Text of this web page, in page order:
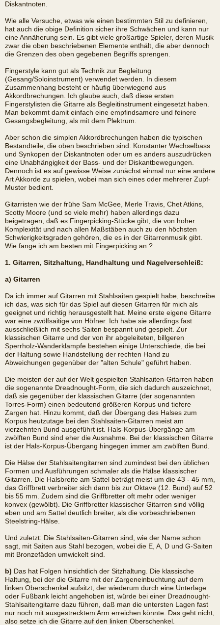
Diskantnoten.
Wie alle Versuche, etwas wie einen bestimmten Stil zu definieren,
hat auch die obige Definition sicher ihre Schwächen und kann nur
eine Annäherung sein. Es gibt viele großartige Spieler, deren Musik
zwar die oben beschriebenen Elemente enthält, die aber dennoch
die Grenzen des oben gegebenen Begriffs sprengen.
Fingerstyle kann gut als Technik zur Begleitung
(Gesang/Soloinstrument) verwendet werden. In diesem
Zusammenhang besteht er häufig überwiegend aus
Akkordbrechungen. Ich glaube auch, daß diese ersten
Fingerstylisten die Gitarre als Begleitinstrument eingesetzt haben.
Man bekommt damit einfach eine empfindsamere und feinere
Gesangsbegleitung, als mit dem Plektrum.
Aber schon die simplen Akkordbrechungen haben die typischen
Bestandteile, die oben beschrieben sind: Konstanter Wechselbass
und Synkopen der Diskantnoten oder um es anders auszudrücken
eine Unabhängigkeit der Bass- und der Diskantbewegungen.
Dennoch ist es auf gewisse Weise zunächst einmal nur eine andere
Art Akkorde zu spielen, wobei man sich eines oder mehrerer Zupf-
Muster bedient.
Gitarristen wie der frühe Sam McGee, Merle Travis, Chet Atkins,
Scotty Moore (und so viele mehr) haben allerdings dazu
beigetragen, daß es Fingerpicking-Stücke gibt, die von hoher
Komplexität und nach allen Maßstäben auch zu den höchsten
Schwierigkeitsgraden gehören, die es in der Gitarrenmusik gibt.
Wie fange ich am besten mit Fingerpicking an ?
1. Gitarren, Sitzhaltung, Handhaltung und Nagelverschleiß:
a) Gitarren
Da ich immer auf Gitarren mit Stahlsaiten gespielt habe, beschreibe
ich das, was sich für das Spiel auf diesen Gitarren für mich als
geeignet und richtig herausgestellt hat. Meine erste eigene Gitarre
war eine zwölfsaitige von Höfner. Ich habe sie allerdings fast
ausschließlich mit sechs Saiten bespannt und gespielt. Zur
klassischen Gitarre und der von ihr abgeleiteten, billgeren
Sperrholz-Wanderklampfe bestehen einige Unterschiede, die bei
der Haltung sowie Handstellung der rechten Hand zu
Abweichungen gegenüber der "alten Schule" geführt haben.
Die meisten der auf der Welt gespielten Stahlsaiten-Gitarren haben
die sogenannte Dreadnought-Form, die sich dadurch auszeichnet,
daß sie gegenüber der klassischen Gitarre (der sogenannten
Torres-Form) einen bedeutend größeren Korpus und tiefere
Zargen hat. Hinzu kommt, daß der Übergang des Halses zum
Korpus heutzutage bei den Stahlsaiten-Gitarren meist am
vierzehnten Bund ausgeführt ist. Hals-Korpus-Übergänge am
zwölften Bund sind eher die Ausnahme. Bei der klassischen Gitarre
ist der Hals-Korpus-Übergang hingegen immer am zwölften Bund.
Die Hälse der Stahlsaitengitarren sind zumindest bei den üblichen
Formen und Ausführungen schmaler als die Hälse klassischer
Gitarren. Die Halsbreite am Sattel beträgt meist um die 43 - 45 mm,
das Griffbrett verbreiter sich dann bis zur Oktave (12. Bund) auf 52
bis 55 mm. Zudem sind die Griffbretter oft mehr oder weniger
konvex (gewölbt). Die Griffbretter klassischer Gitarren sind völlig
eben und am Sattel deutlich breiter, als die vorbeschriebenen
Steelstring-Hälse.
Und zuletzt: Die Stahlsaiten-Gitarren sind, wie der Name schon
sagt, mit Saiten aus Stahl bezogen, wobei die E, A, D und G-Saiten
mit Bronzefäden umwickelt sind.
b) Das hat Folgen hinsichtlich der Sitzhaltung. Die klassische
Haltung, bei der die Gitarre mit der Zargeneinbuchtung auf dem
linken Oberschenkel aufsitzt, der wiederum durch eine Unterlage
oder Fußbank leicht angehoben ist, würde bei einer Dreadnought-
Stahlsaitengitarre dazu führen, daß man die untersten Lagen fast
nur noch mit ausgestrecktem Arm erreichen könnte. Das geht nicht,
also setze ich die Gitarre auf den linken Oberschenkel.